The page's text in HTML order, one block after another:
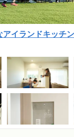
アイランドキッチ